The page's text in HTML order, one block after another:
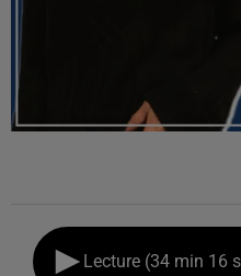
Lecture (34 min 16